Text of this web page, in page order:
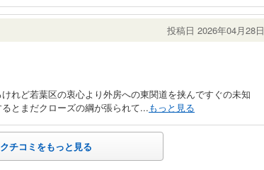
投稿日 2026年04月28日
れど若葉区の衷心より外房への東関道を挟んですぐの未知
とまだクローズの綱が張られて...もっと見る
クチコミをもっと見る